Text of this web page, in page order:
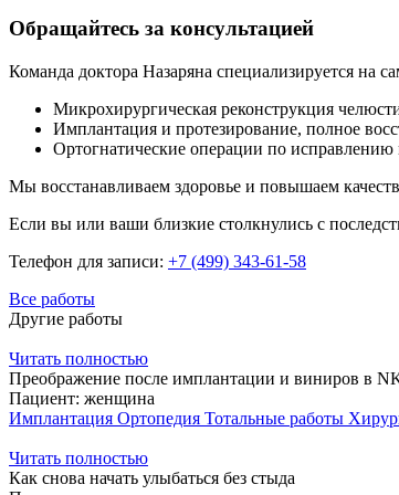
Обращайтесь за консультацией
Команда доктора Назаряна специализируется на
Микрохирургическая реконструкция
Имплантация и протезирование, полное
Ортогнатические операции по исправлению
Мы восстанавливаем здоровье и повышаем
Если вы или ваши близкие столкнулись с
Телефон для записи: +7 (499) 343-61-58
Все работы
Другие работы
Читать полностью
Преображение после имплантации и виниров в
Пациент: женщина
Имплантация Ортопедия Тотальные работы
Читать полностью
Как снова начать улыбаться без стыда